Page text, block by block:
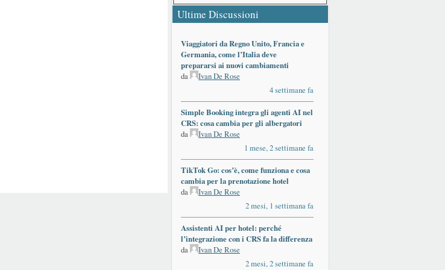
Ultime Discussioni
Viaggiatori da Regno Unito, Francia e
Germania, come l’Italia deve
prepararsi ai nuovi cambiamenti
da
Ivan De Rose
4 settimane fa
Simple Booking integra gli agenti AI nel
CRS: cosa cambia per gli albergatori
da
Ivan De Rose
1 mese, 2 settimane fa
TikTok Go: cos’è, come funziona e cosa
cambia per la prenotazione hotel
da
Ivan De Rose
2 mesi, 1 settimana fa
Assistenti AI per hotel: perché
l’integrazione con i CRS fa la differenza
da
Ivan De Rose
2 mesi, 2 settimane fa